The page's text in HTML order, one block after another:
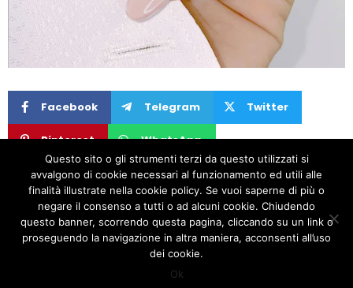
Facebook Telegram Twitter
Pinterest WhatsApp
PREVIOUS
Advanced Nail Form
NEXT
PUNTA CONO IN CARBONIO
Copyright © 2020 Sheila Nails. All Rights Reserved
Instagram
Questo sito o gli strumenti terzi da questo utilizzati si
avvalgono di cookie necessari al funzionamento ed utili alle
finalità illustrate nella cookie policy. Se vuoi saperne di più o
negare il consenso a tutti o ad alcuni cookie. Chiudendo
questo banner, scorrendo questa pagina, cliccando su un link o
proseguendo la navigazione in altra maniera, acconsenti all’uso
dei cookie.
Ok